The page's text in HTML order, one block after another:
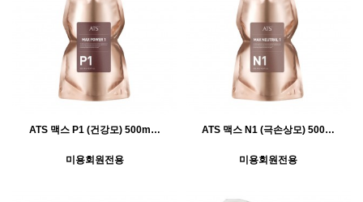
ATS 맥스 P1 (건강모) 500m…
미용회원전용
ATS 맥스 N1 (극손상모) 500…
미용회원전용